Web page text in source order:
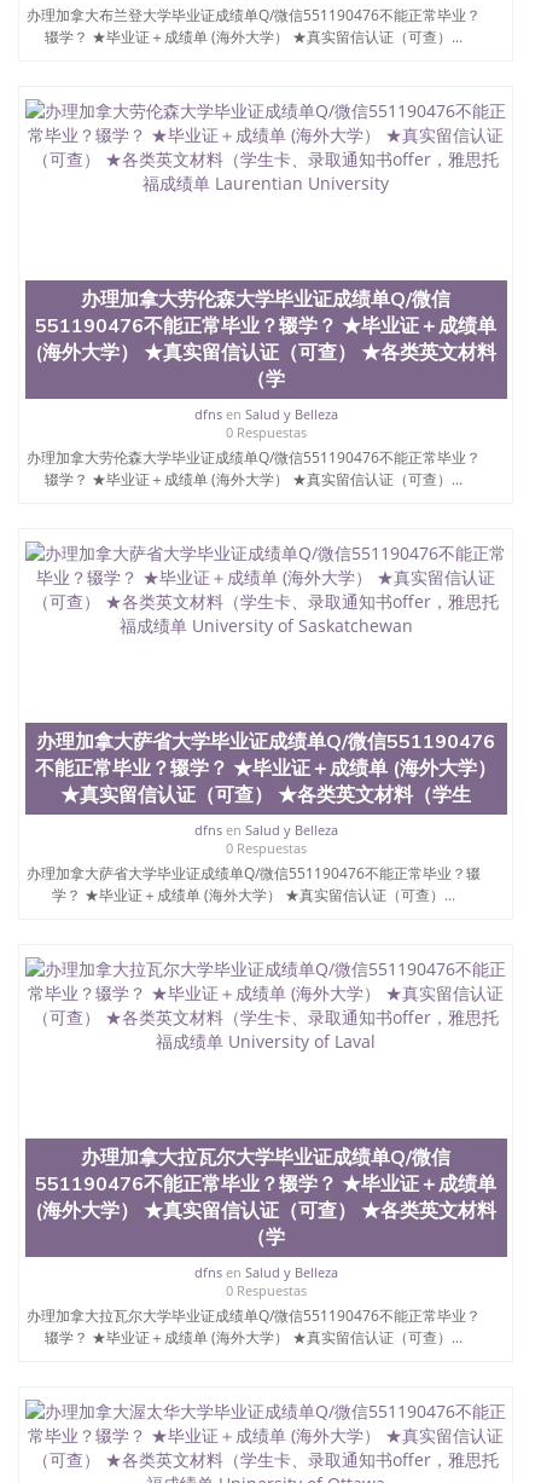
办理加拿大布兰登大学毕业证成绩单Q/微信551190476不能正常毕业？
辍学？ ★毕业证＋成绩单 (海外大学） ★真实留信认证（可查）...
办理加拿大劳伦森大学毕业证成绩单Q/微信
551190476不能正常毕业？辍学？ ★毕业证＋成绩单
(海外大学） ★真实留信认证（可查） ★各类英文材料
（学
dfnsen Salud y Belleza
0 Respuestas
办理加拿大劳伦森大学毕业证成绩单Q/微信551190476不能正常毕业？
辍学？ ★毕业证＋成绩单 (海外大学） ★真实留信认证（可查）...
办理加拿大萨省大学毕业证成绩单Q/微信551190476
不能正常毕业？辍学？ ★毕业证＋成绩单 (海外大学）
★真实留信认证（可查） ★各类英文材料（学生
dfnsen Salud y Belleza
0 Respuestas
办理加拿大萨省大学毕业证成绩单Q/微信551190476不能正常毕业？辍
学？ ★毕业证＋成绩单 (海外大学） ★真实留信认证（可查）...
办理加拿大拉瓦尔大学毕业证成绩单Q/微信
551190476不能正常毕业？辍学？ ★毕业证＋成绩单
(海外大学） ★真实留信认证（可查） ★各类英文材料
（学
dfnsen Salud y Belleza
0 Respuestas
办理加拿大拉瓦尔大学毕业证成绩单Q/微信551190476不能正常毕业？
辍学？ ★毕业证＋成绩单 (海外大学） ★真实留信认证（可查）...